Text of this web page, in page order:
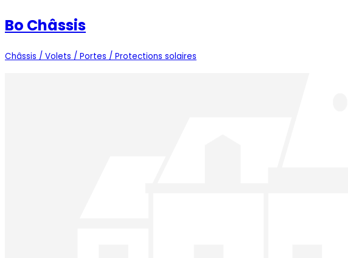
Bo Châssis
Châssis / Volets / Portes / Protections solaires